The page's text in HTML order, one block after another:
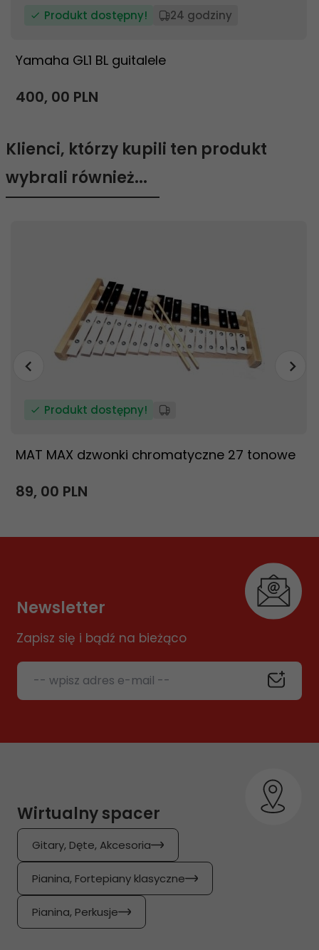
Produkt dostępny! 24 godziny
Yamaha GL1 BL guitalele
400, 00 PLN
Klienci, którzy kupili ten produkt
wybrali również...
Produkt dostępny!
MAT MAX dzwonki chromatyczne 27 tonowe
89, 00 PLN
Newsletter
Zapisz się i bądź na bieżąco
-- wpisz adres e-mail --
Wirtualny spacer
Gitary, Dęte, Akcesoria
Pianina, Fortepiany klasyczne
Pianina, Perkusje